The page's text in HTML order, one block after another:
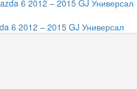
6 2012 – 2015 GJ Универсал